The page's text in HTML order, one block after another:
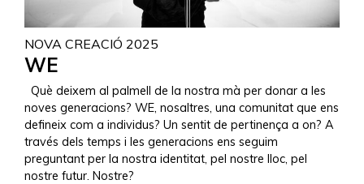
NOVA CREACIÓ 2025
WE
Què deixem al palmell de la nostra mà per donar a les
noves generacions? WE, nosaltres, una comunitat que ens
defineix com a individus? Un sentit de pertinença a on? A
través dels temps i les generacions ens seguim
preguntant per la nostra identitat, pel nostre lloc, pel
nostre futur. Nostre?